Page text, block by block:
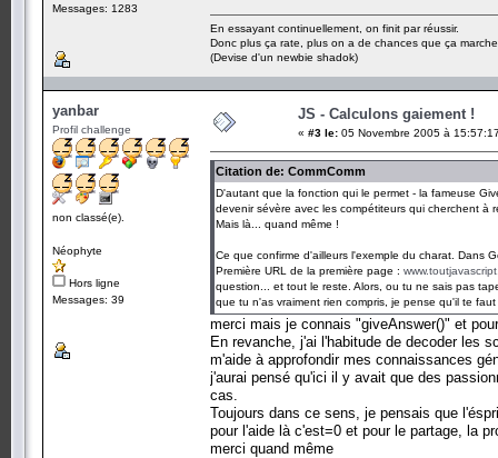
Messages: 1283
En essayant continuellement, on finit par réussir.
Donc plus ça rate, plus on a de chances que ça
(Devise d'un newbie shadok)
yanbar
Profil challenge
non classé(e).
Néophyte
Hors ligne
Messages: 39
JS - Calculons gaiement !
« #3 le: 05 Novembre 2005 à
Citation de: CommComm
D'autant que la fonction qui le permet - la fameuse
devenir sévère avec les compétiteurs qui cherchent à
Mais là... quand même !
Ce que confirme d'ailleurs l'exemple du charat. Dans
Première URL de la première page :
question... et tout le reste. Alors, ou tu ne sais pas
que tu n'as vraiment rien compris, je pense qu'il te
merci mais je connais "giveAnswer()" et
En revanche, j'ai l'habitude de decoder les
m'aide à approfondir mes connaissances
j'aurai pensé qu'ici il y avait que des
cas.
Toujours dans ce sens, je pensais que
pour l'aide là c'est=0 et pour le partage, la
merci quand même